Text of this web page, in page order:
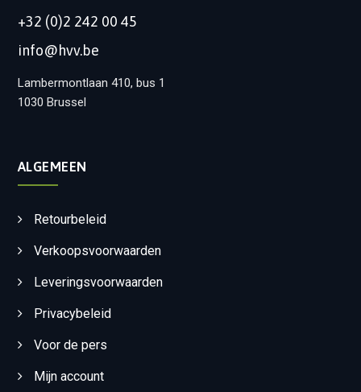
+32 (0)2 242 00 45
info@hvv.be
Lambermontlaan 410, bus 1
1030 Brussel
ALGEMEEN
Retourbeleid
Verkoopsvoorwaarden
Leveringsvoorwaarden
Privacybeleid
Voor de pers
Mijn account